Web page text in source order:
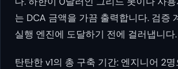
는 DCA 금액을 가끔 출력합니다. 검증
실행 엔진에 도달하기 전에 걸러냅니다.
탄탄한 v1의 총 구축 기간: 엔지니어 2